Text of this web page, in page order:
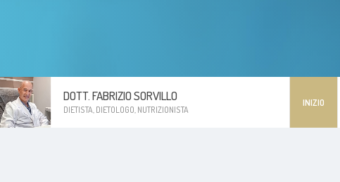
DOTT. FABRIZIO SORVILLO
DIETISTA, DIETOLOGO, NUTRIZIONISTA
INIZIO